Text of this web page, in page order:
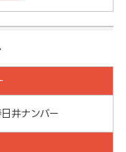
井ナンバー